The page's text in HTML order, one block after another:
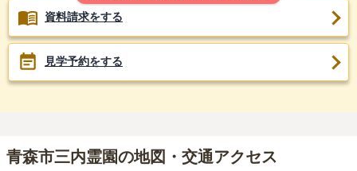
資料請求をする
見学予約をする
青森市三内霊園の地図・交通アクセス